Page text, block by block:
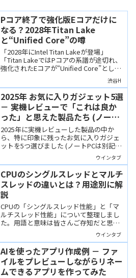
Pコア終了で強化版Eコアだけに
なる？2028年Titan Lake
と“Unified Core”の噂
「2028年にIntel Titan Lakeが登場」
「Titan LakeではPコアの系譜が途切れ、
強化されたEコアが“Unified Core”として
Pコア的な役割を担う」という噂がありま
す。Atomから始まったEコアの歴史、
AVX10.2（512bit）対応、Intelの最新特許
から、Unified Core（統合コア）へと進
化する可能性を技術的観点で考察しま
す。
渋谷H
2025年 お気に入りガジェット5選
－ 実機レビューで「これは良か
った」と思えた製品たち (ノート
PC以外編)
2025年に実機レビューした製品の中か
ら、特に印象に残ったお気に入りガジェ
ットを5つ選びました (ノートPCは別記事
にて)。どれも私が気に入っただけでな
く、読者のみなさんにおすすめしたい製
品ばかりです。
ウインタブ
CPUのシングルスレッドとマルチ
スレッドの違いとは？用途別に解
説
CPUの「シングルスレッド性能」と「マ
ルチスレッド性能」について整理しまし
た。用語と意味は皆さんご存知だと思い
ますが、それぞれが「効く」のはどんな
場面なのか、最新CPUの動向で注意した
い点は何か、ということについても考え
てみました。
ウインタブ
AIを使ったアプリ作成例 － ファ
イルをプレビューしながらリネー
ムできるアプリを作ってみた